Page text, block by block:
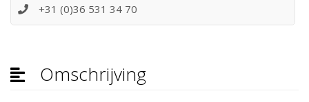
+31 (0)36 531 34 70
Omschrijving